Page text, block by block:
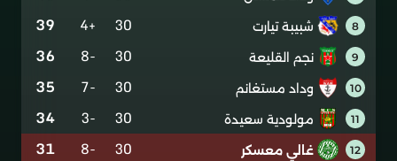
8 شبيبة تيارت 30
+4
39
9 نجم القليعة 30
-8
36
10 وداد مستغانم 30
-7
35
11 مولودية سعيدة 30
-3
34
12 غالي معسكر 30
-8
31